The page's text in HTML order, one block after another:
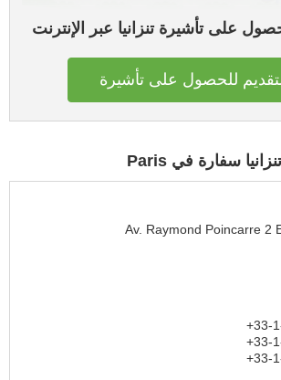
على تأشيرة تنزانيا عبر الإنترنت
للحصول على تأشيرة
تنزانيا سفارة في Paris
+33-
+33-
+33-